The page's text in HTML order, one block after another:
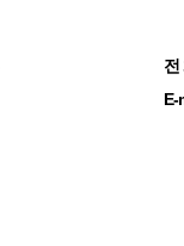
전
E-